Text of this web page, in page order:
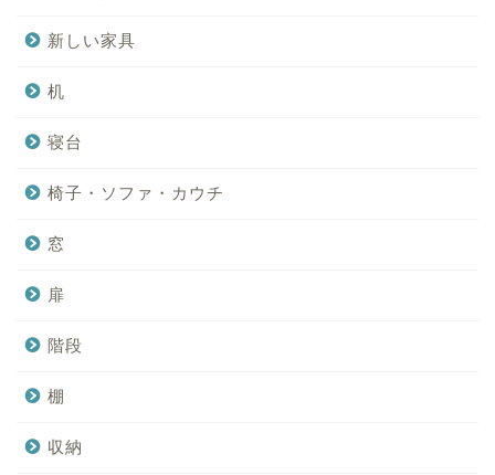
新しい家具
机
寝台
椅子・ソファ・カウチ
窓
扉
階段
棚
収納